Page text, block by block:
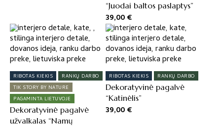
“Juodai baltos paslaptys”
39,00€
RIBOTAS KIEKIS
RANKŲ DARBO
TIK STORY BY NATURE
PAGAMINTA LIETUVOJE
Dekoratyvinė pagalvė
užvalkalas “Namų
RIBOTAS KIEKIS RANKŲ DARBO
Dekoratyvinė pagalvė
“Katinėlis”
39,00€